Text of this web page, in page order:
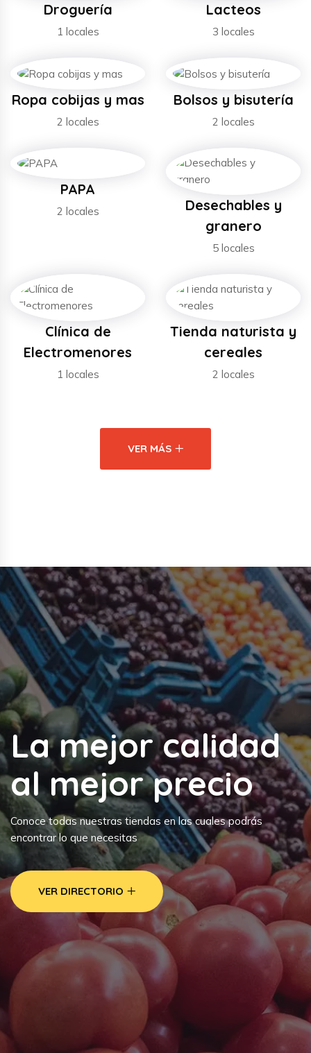
Droguería
1 locales
Lacteos
3 locales
Ropa cobijas y mas
2 locales
Bolsos y bisutería
2 locales
PAPA
2 locales
Desechables y
granero
5 locales
Clínica de
Electromenores
1 locales
Tienda naturista y
cereales
2 locales
VER MÁS
La mejor calidad
al mejor precio
Conoce todas nuestras tiendas en las cuales podrás
encontrar lo que necesitas
VER DIRECTORIO